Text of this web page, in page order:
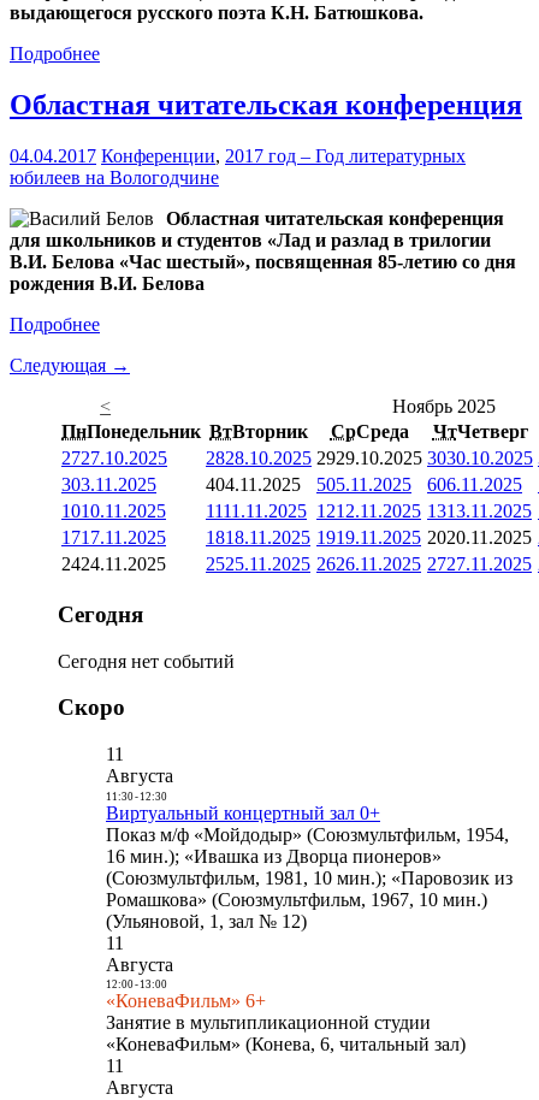
выдающегося русского поэта К.Н. Батюшкова.
Подробнее
Областная читательская конференция
04.04.2017 Конференции, 2017 год – Год литературных
юбилеев на Вологодчине
Областная читательская конференция
для школьников и студентов «Лад и разлад в трилогии
В.И. Белова «Час шестый», посвященная 85-летию со дня
рождения В.И. Белова
Подробнее
Следующая →
<
Ноябрь 2025
ПнПонедельник ВтВторник СрСреда ЧтЧетверг
2727.10.2025 2828.10.2025 2929.10.2025 3030.10.2025
303.11.2025 404.11.2025 505.11.2025 606.11.2025
1010.11.2025 1111.11.2025 1212.11.2025 1313.11.2025
1717.11.2025 1818.11.2025 1919.11.2025 2020.11.2025
2424.11.2025 2525.11.2025 2626.11.2025 2727.11.2025
Сегодня
Сегодня нет событий
Скоро
11
Августа
11:30- 12:30
Виртуальный концертный зал 0+
Показ м/ф «Мойдодыр» (Союзмультфильм, 1954,
16 мин.); «Ивашка из Дворца пионеров»
(Союзмультфильм, 1981, 10 мин.); «Паровозик из
Ромашкова» (Союзмультфильм, 1967, 10 мин.)
(Ульяновой, 1, зал № 12)
11
Августа
12:00- 13:00
«КоневаФильм» 6+
Занятие в мультипликационной студии
«КоневаФильм» (Конева, 6, читальный зал)
11
Августа